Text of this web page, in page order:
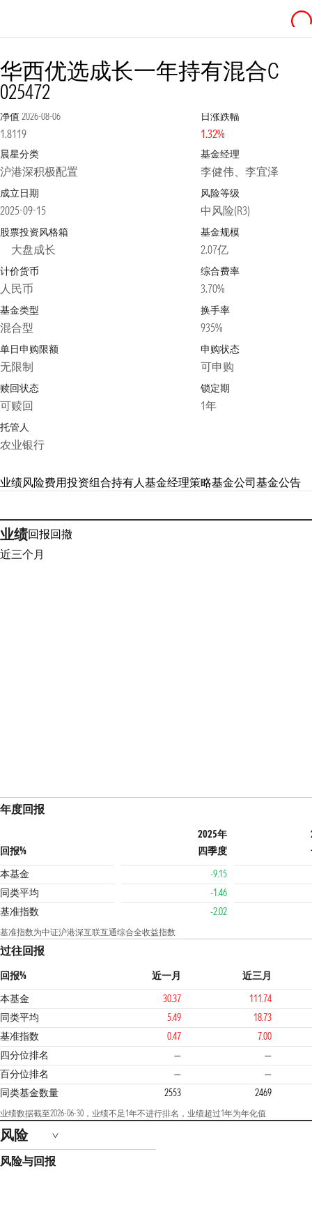
华西优选成长一年持有混合C
025472
净值 2026-08-06
1.8119
日涨跌幅
1.32%
晨星分类
沪港深积极配置
基金经理
李健伟、李宜泽
成立日期
2025-09-15
风险等级
中风险(R3)
股票投资风格箱
大盘成长
基金规模
2.07亿
计价货币
人民币
综合费率
3.70%
基金类型
混合型
换手率
935%
单日申购限额
无限制
申购状态
可申购
赎回状态
可赎回
锁定期
1年
托管人
农业银行
业绩风险费用投资组合持有人基金经理策略基金公司基金公告
业绩回报回撤
近三个月
年度回报
回报%
2025年
四季度
本基金
-9.15
同类平均
-1.46
基准指数
-2.02
基准指数为中证沪港深互联互通综合全收益指数
过往回报
回报% 近一月
近三月
本基金
30.37
111.74
同类平均
5.49
18.73
基准指数
0.47
7.00
四分位排名
—
—
百分位排名
—
—
同类基金数量
2553 2469
业绩数据截至2026-06-30，业绩不足1年不进行排名，业绩超过1年为年化值
风险
风险与回报